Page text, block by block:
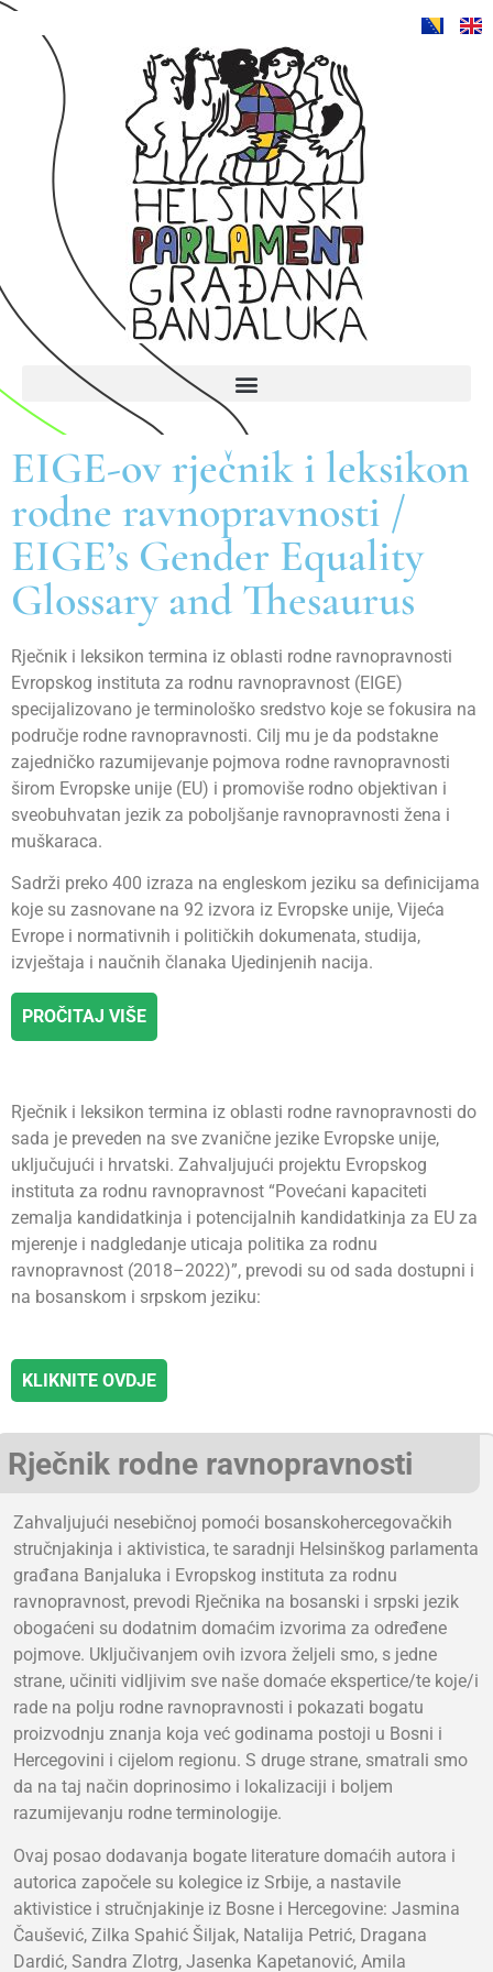
EIGE-ov rječnik i leksikon
rodne ravnopravnosti /
EIGE’s Gender Equality
Glossary and Thesaurus
Rječnik i leksikon termina iz oblasti rodne ravnopravnosti
Evropskog instituta za rodnu ravnopravnost (EIGE)
specijalizovano je terminološko sredstvo koje se fokusira na
područje rodne ravnopravnosti. Cilj mu je da podstakne
zajedničko razumijevanje pojmova rodne ravnopravnosti
širom Evropske unije (EU) i promoviše rodno objektivan i
sveobuhvatan jezik za poboljšanje ravnopravnosti žena i
muškaraca.
Sadrži preko 400 izraza na engleskom jeziku sa definicijama
koje su zasnovane na 92 izvora iz Evropske unije, Vijeća
Evrope i normativnih i političkih dokumenata, studija,
izvještaja i naučnih članaka Ujedinjenih nacija.
PROČITAJ VIŠE
Rječnik i leksikon termina iz oblasti rodne ravnopravnosti do
sada je preveden na sve zvanične jezike Evropske unije,
uključujući i hrvatski. Zahvaljujući projektu Evropskog
instituta za rodnu ravnopravnost “Povećani kapaciteti
zemalja kandidatkinja i potencijalnih kandidatkinja za EU za
mjerenje i nadgledanje uticaja politika za rodnu
ravnopravnost (2018–2022)”, prevodi su od sada dostupni i
na bosanskom i srpskom jeziku:
KLIKNITE OVDJE
Rječnik rodne ravnopravnosti
Zahvaljujući nesebičnoj pomoći bosanskohercegovačkih
stručnjakinja i aktivistica, te saradnji Helsinškog parlamenta
građana Banjaluka i Evropskog instituta za rodnu
ravnopravnost, prevodi Rječnika na bosanski i srpski jezik
obogaćeni su dodatnim domaćim izvorima za određene
pojmove. Uključivanjem ovih izvora željeli smo, s jedne
strane, učiniti vidljivim sve naše domaće ekspertice/te koje/i
rade na polju rodne ravnopravnosti i pokazati bogatu
proizvodnju znanja koja već godinama postoji u Bosni i
Hercegovini i cijelom regionu. S druge strane, smatrali smo
da na taj način doprinosimo i lokalizaciji i boljem
razumijevanju rodne terminologije.
Ovaj posao dodavanja bogate literature domaćih autora i
autorica započele su kolegice iz Srbije, a nastavile
aktivistice i stručnjakinje iz Bosne i Hercegovine: Jasmina
Čaušević, Zilka Spahić Šiljak, Natalija Petrić, Dragana
Dardić, Sandra Zlotrg, Jasenka Kapetanović, Amila